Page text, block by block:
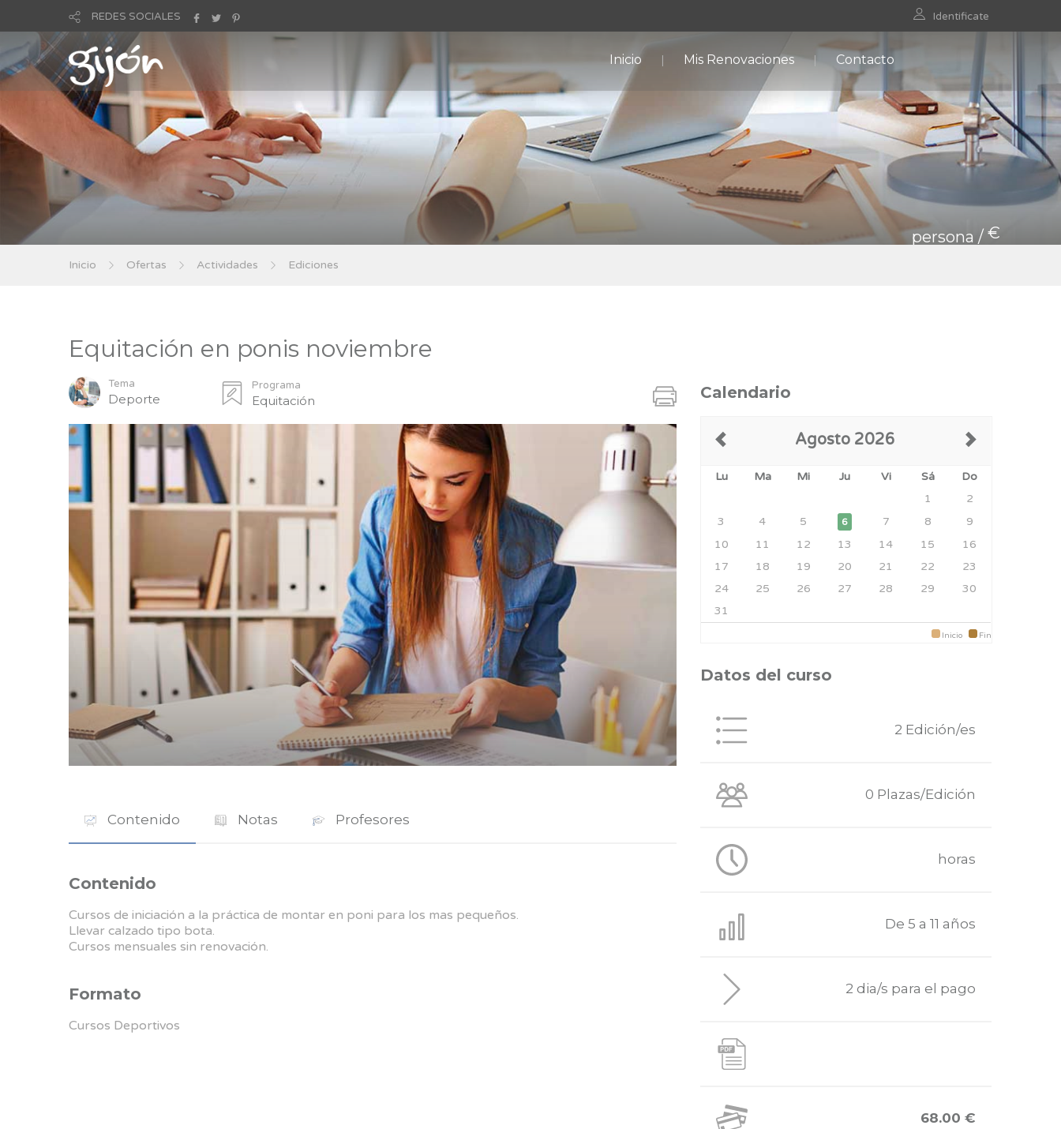
REDES SOCIALES Identificate
Inicio Mis Renovaciones Contacto
persona / €
Inicio Ofertas Actividades Ediciones
Equitación en ponis noviembre
Tema
Deporte
Programa
Equitación
Contenido Notas Profesores
Contenido
Cursos de iniciación a la práctica de montar en poni para los mas pequeños.
Llevar calzado tipo bota.
Cursos mensuales sin renovación.
Formato
Cursos Deportivos
Calendario
Agosto 2026
Lu Ma Mi Ju Vi Sá
Do
1
2
3
4 5 6 7 8
9
10
11 12 13 14 15
16
17
18 19 20 21 22
23
24
25 26 27 28 29
30
31
Inicio Fin
Datos del curso
2 Edición/es
0 Plazas/Edición
horas
De 5 a 11 años
2 dia/s para el pago
68.00 €